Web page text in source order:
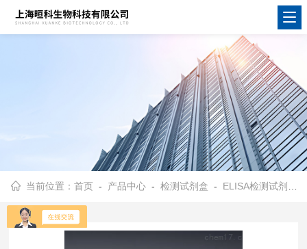
当前位置：首页 - 产品中心 -检测试剂盒 - ELISA检测试剂盒